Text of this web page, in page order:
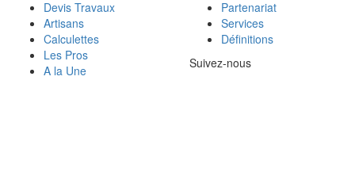
Devis Travaux
Artisans
Calculettes
Les Pros
A la Une
Partenariat
Services
Définitions
Suivez-nous